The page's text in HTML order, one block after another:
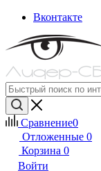
Вконтакте
Сравнение0
Отложенные 0
Корзина 0
Войти